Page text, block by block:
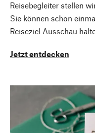
Reisebegleiter stellen
Sie können schon
Reiseziel Ausschau
Jetzt entdecken